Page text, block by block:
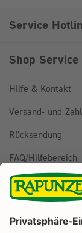
Service
Shop Service
Hilfe & Kontakt
Versand- und
Rücksendung
FAQ/Hilfebereich
BESTELLUNG